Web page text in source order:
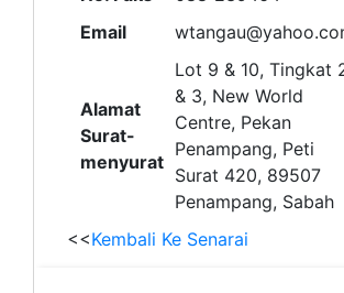
Email
Alamat
Surat-
menyurat
Lot 9 & 10, Tingkat
& 3, New World
Centre, Pekan
Penampang, Peti
Surat 420, 89507
Penampang, Sabah
<<Kembali Ke Senarai